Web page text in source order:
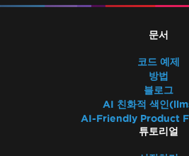
문서
코드 예제
방법
블로그
AI 친화적 색인
AI-Friendly Product
튜토리얼